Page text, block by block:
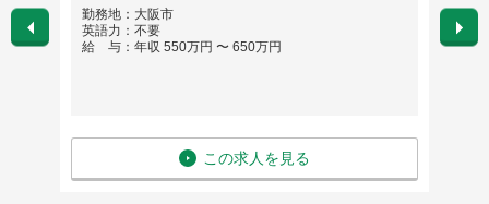
勤務地：大阪市
英語力：不要
給 与：年収 550万円 〜 650万円
この求人を見る
勤務
英語
給 与